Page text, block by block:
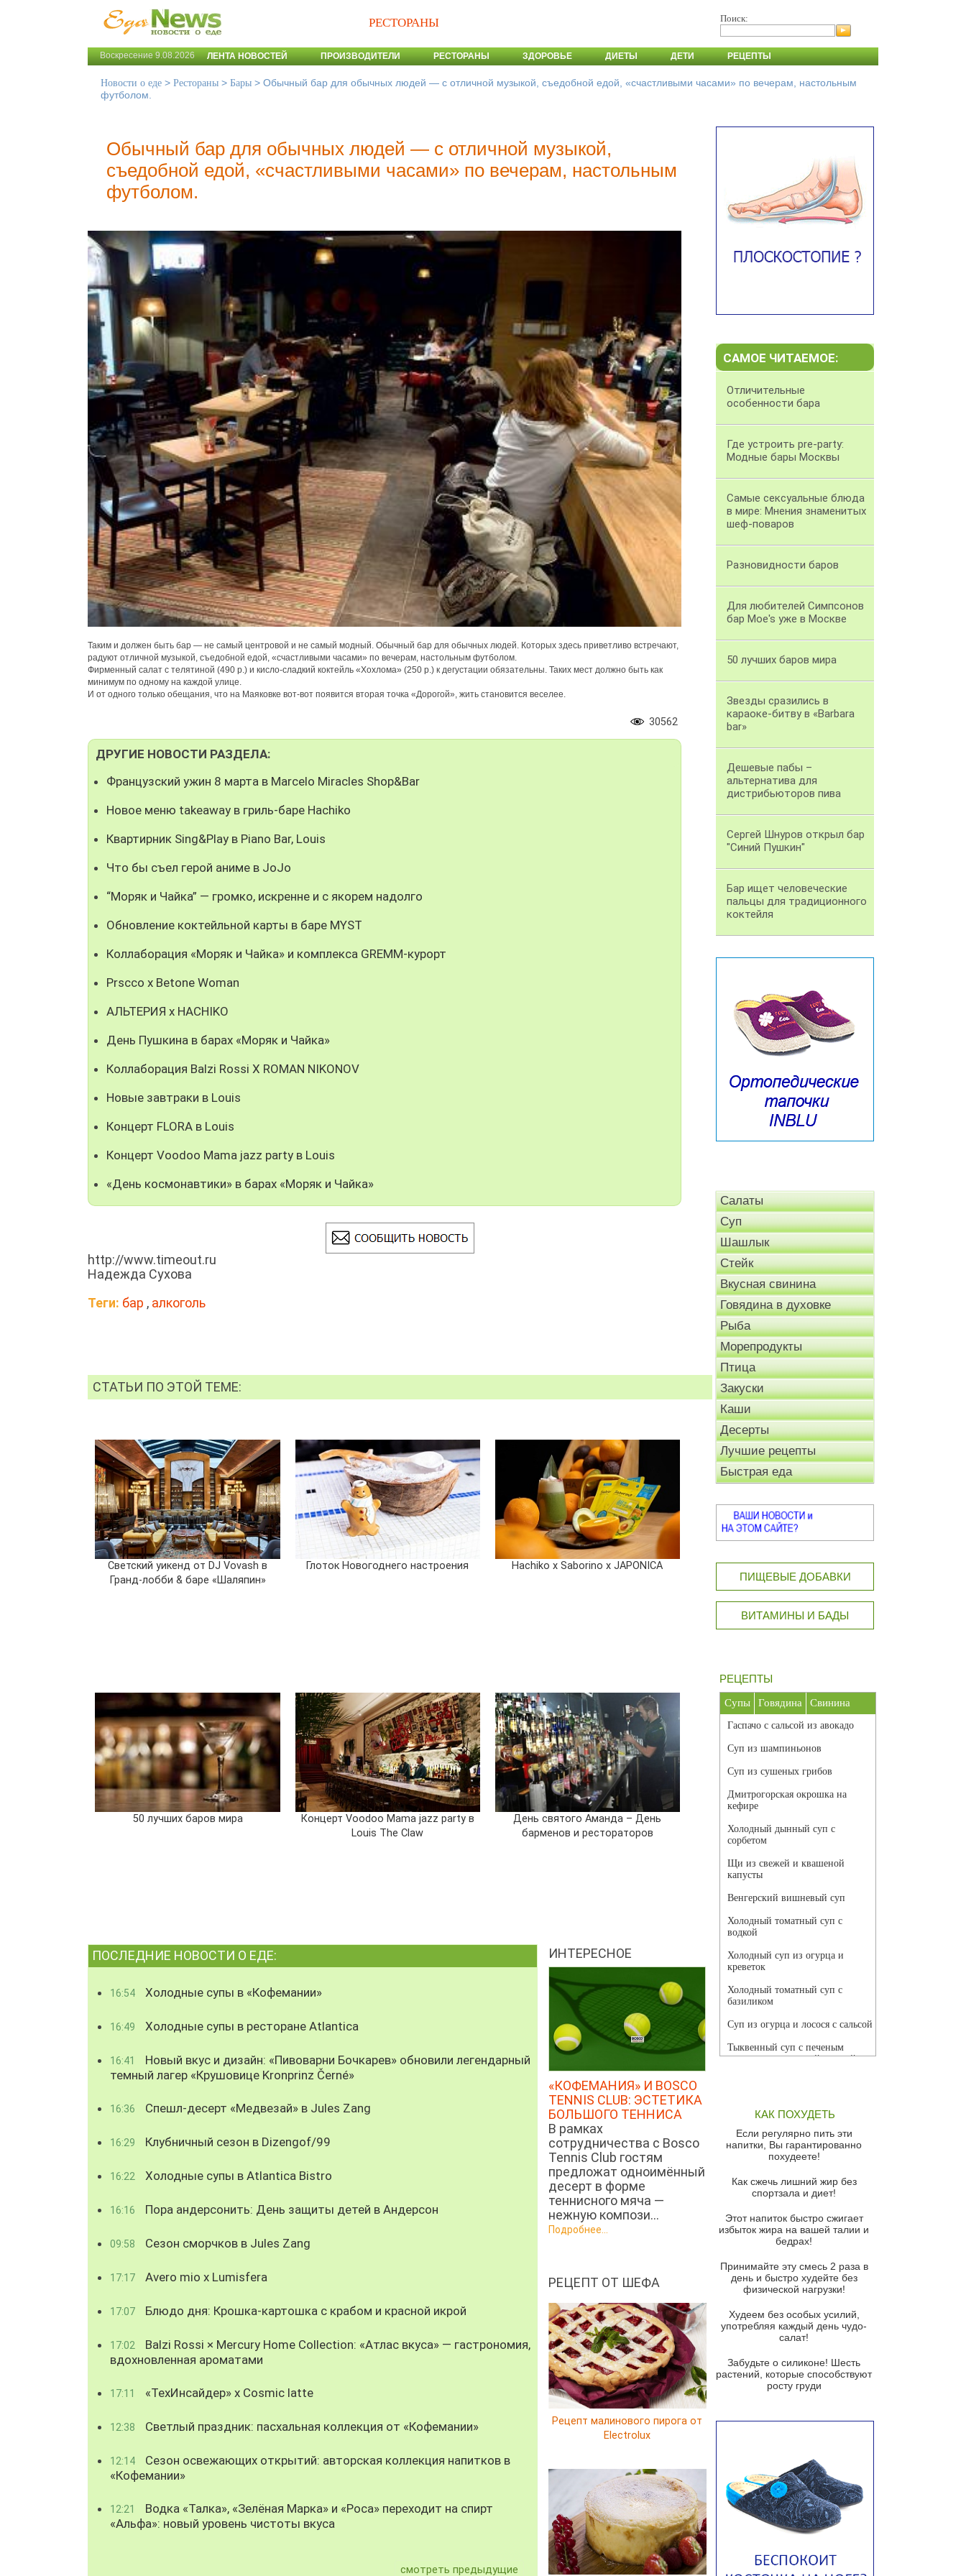
РЕСТОРАНЫ Поиск:
Воскресение 9.08.2026 ЛЕНТА НОВОСТЕЙ ПРОИЗВОДИТЕЛИ РЕСТОРАНЫ ЗДОРОВЬЕ ДИЕТЫ ДЕТИ РЕЦЕПТЫ
Новости о еде > Рестораны > Бары > Обычный бар для обычных людей — с отличной музыкой, съедобной едой, «счастливыми часами» по вечерам, настольным
футболом.
Обычный бар для обычных людей — с отличной музыкой,
съедобной едой, «счастливыми часами» по вечерам, настольным
футболом.
Таким и должен быть бар — не самый центровой и не самый модный. Обычный бар для обычных людей. Которых здесь приветливо встречают,
радуют отличной музыкой, съедобной едой, «счастливыми часами» по вечерам, настольным футболом.
Фирменный салат с телятиной (490 р.) и кисло-сладкий коктейль «Хохлома» (250 р.) к дегустации обязательны. Таких мест должно быть как
минимум по одному на каждой улице.
И от одного только обещания, что на Маяковке вот-вот появится вторая точка «Дорогой», жить становится веселее.
30562
ДРУГИЕ НОВОСТИ РАЗДЕЛА:
Французский ужин 8 марта в Marcelo Miracles Shop&Bar
Новое меню takeaway в гриль-баре Hachiko
Квартирник Sing&Play в Piano Bar, Louis
Что бы съел герой аниме в JoJo
“Моряк и Чайка” — громко, искренне и с якорем надолго
Обновление коктейльной карты в баре MYST
Коллаборация «Моряк и Чайка» и комплекса GREMM-курорт
Prscco x Betone Woman
АЛЬТЕРИЯ х HACHIKO
День Пушкина в барах «Моряк и Чайка»
Коллаборация Balzi Rossi X ROMAN NIKONOV
Новые завтраки в Louis
Концерт FLORA в Louis
Концерт Voodoo Mama jazz party в Louis
«День космонавтики» в барах «Моряк и Чайка»
http://www.timeout.ru
Надежда Сухова
Теги: бар , алкоголь
СТАТЬИ ПО ЭТОЙ ТЕМЕ:
Светский уикенд от DJ Vovash в
Гранд-лобби & баре «Шаляпин»
Глоток Новогоднего настроения Hachiko x Saborino x JAPONICA
50 лучших баров мира
Концерт Voodoo Mama jazz party в
Louis The Claw
День святого Аманда – День
барменов и рестораторов
ПОСЛЕДНИЕ НОВОСТИ О ЕДЕ:
16:54 Холодные супы в «Кофемании»
16:49 Холодные супы в ресторане Atlantica
16:41
Новый вкус и дизайн: «Пивоварни Бочкарев» обновили легендарный
темный лагер «Крушовице Kronprinz Černé»
16:36 Спешл-десерт «Медвезай» в Jules Zang
16:29 Клубничный сезон в Dizengof/99
16:22 Холодные супы в Atlantica Bistro
16:16 Пора андерсонить: День защиты детей в Андерсон
09:58 Сезон сморчков в Jules Zang
17:17 Avero mio x Lumisfera
17:07 Блюдо дня: Крошка-картошка с крабом и красной икрой
17:02
Balzi Rossi × Mercury Home Collection: «Атлас вкуса» — гастрономия,
вдохновленная ароматами
17:11 «ТехИнсайдер» х Cosmic latte
12:38 Светлый праздник: пасхальная коллекция от «Кофемании»
12:14
Сезон освежающих открытий: авторская коллекция напитков в
«Кофемании»
12:21
Водка «Талка», «Зелёная Марка» и «Роса» переходит на спирт
«Альфа»: новый уровень чистоты вкуса
смотреть предыдущие
ИНТЕРЕСНОЕ
«КОФЕМАНИЯ» И BOSCO
TENNIS CLUB: ЭСТЕТИКА
БОЛЬШОГО ТЕННИСА
В рамках
сотрудничества с Bosco
Tennis Club гостям
предложат одноимённый
десерт в форме
теннисного мяча —
нежную компози...
Подробнее...
РЕЦЕПТ ОТ ШЕФА
Рецепт малинового пирога от
Electrolux
САМОЕ ЧИТАЕМОЕ:
Отличительные
особенности бара
Где устроить pre-party:
Модные бары Москвы
Самые сексуальные блюда
в мире: Мнения знаменитых
шеф-поваров
Разновидности баров
Для любителей Симпсонов
бар Moe's уже в Москве
50 лучших баров мира
Звезды сразились в
караоке-битву в «Barbara
bar»
Дешевые пабы –
альтернатива для
дистрибьюторов пива
Сергей Шнуров открыл бар
"Синий Пушкин"
Бар ищет человеческие
пальцы для традиционного
коктейля
Салаты
Суп
Шашлык
Стейк
Вкусная свинина
Говядина в духовке
Рыба
Морепродукты
Птица
Закуски
Каши
Десерты
Лучшие рецепты
Быстрая еда
ПИЩЕВЫЕ ДОБАВКИ
ВИТАМИНЫ И БАДЫ
РЕЦЕПТЫ
Супы Говядина Свинина
Гаспачо с сальсой из авокадо
Суп из шампиньонов
Суп из сушеных грибов
Дмитрогорская окрошка на
кефире
Холодный дынный суп с
сорбетом
Щи из свежей и квашеной
капусты
Венгерский вишневый суп
Холодный томатный суп с
водкой
Холодный суп из огурца и
креветок
Холодный томатный суп с
базиликом
Суп из огурца и лосося с сальсой
Тыквенный суп с печеным
чесноком и томатной сальсой
красного перца
Парижский луковый суп
Суп из спаржи и горошка с
Суп-крем из цветной капусты
Французский луковый суп
Суп из баклажанов с моцареллой
Грибной крем-суп с кростини с
козьим сыром
Суп мисо с зеленым луком и
тофу
из рукколы
Португальский чесночный суп с
Ирландский картофельный суп
Суп из пастернака
Пряный морковный суп во время
зимних холодов
Американский суп из красной
КАК ПОХУДЕТЬ
Если регулярно пить эти
напитки, Вы гарантированно
похудеете!
Как сжечь лишний жир без
спортзала и диет!
Этот напиток быстро сжигает
избыток жира на вашей талии и
бедрах!
Принимайте эту смесь 2 раза в
день и быстро худейте без
физической нагрузки!
Худеем без особых усилий,
употребляя каждый день чудо-
салат!
Забудьте о силиконе! Шесть
растений, которые способствуют
росту груди